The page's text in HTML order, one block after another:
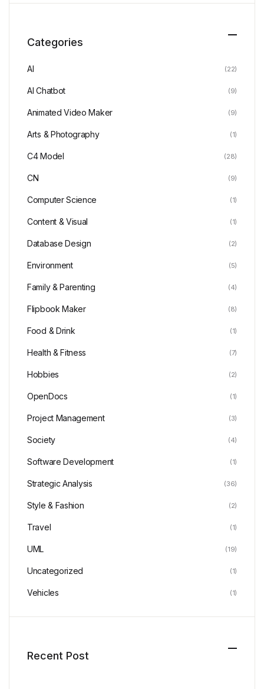
Categories
AI (22)
AI Chatbot (9)
Animated Video Maker (9)
Arts & Photography (1)
C4 Model (28)
CN (9)
Computer Science (1)
Content & Visual (1)
Database Design (2)
Environment (5)
Family & Parenting (4)
Flipbook Maker (8)
Food & Drink (1)
Health & Fitness (7)
Hobbies (2)
OpenDocs (1)
Project Management (3)
Society (4)
Software Development (1)
Strategic Analysis (36)
Style & Fashion (2)
Travel (1)
UML (19)
Uncategorized (1)
Vehicles (1)
Recent Post